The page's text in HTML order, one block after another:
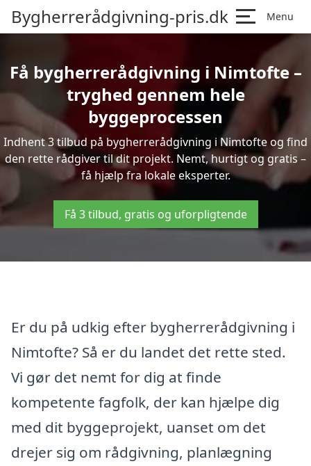
Bygherrerådgivning-pris.dk Menu
Få bygherrerådgivning i Nimtofte –
tryghed gennem hele
byggeprocessen
Indhent 3 tilbud på bygherrerådgivning i Nimtofte og find
den rette rådgiver til dit projekt. Nemt, hurtigt og gratis –
få hjælp fra lokale eksperter.
Få 3 tilbud, gratis og uforpligtende
Er du på udkig efter bygherrerådgivning i
Nimtofte? Så er du landet det rette sted.
Vi gør det nemt for dig at finde
kompetente fagfolk, der kan hjælpe dig
med dit byggeprojekt, uanset om det
drejer sig om rådgivning, planlægning